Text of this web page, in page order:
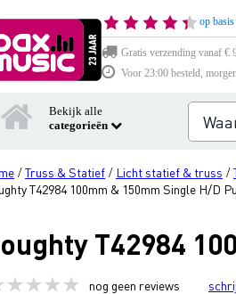
op
Gratis verzending vanaf €
Voor 23:00 besteld,
Bekijk alle
categorieën
/Truss & Statief / Licht statief & truss /
T42984 100mm & 150mm Single H/D
T42984
nog geen reviews